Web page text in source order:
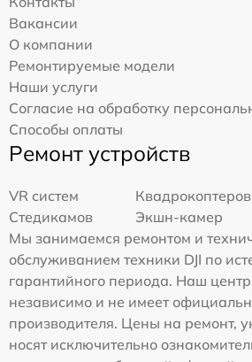
Вакансии
О компании
Ремонтируемые модели
Наши услуги
Согласие на обработку
Способы оплаты
Ремонт устройств
VR систем
Квадрокоптеров
Стедикамов
Экшн-камер
Мы занимаемся ремонтом и
обслуживанием техники DJI по
гарантийного периода. Наш
независимо и не имеет
производителя. Цены на ремонт,
носят исключительно